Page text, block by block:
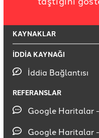
KAYNAKLAR
İDDİA KAYNAĞI
İddia Bağlantısı
REFERANSLAR
Google Haritalar
Google Haritalar